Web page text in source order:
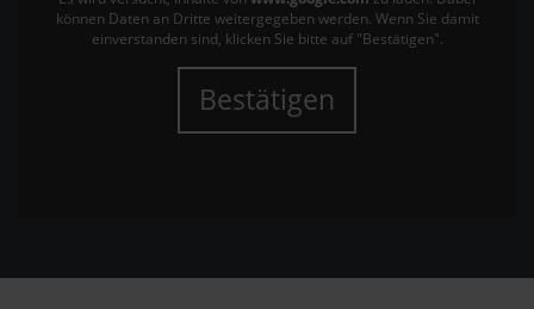
können Daten an Dritte weitergegeben werden. Wenn Sie damit
einverstanden sind, klicken Sie bitte auf "Bestätigen".
Bestätigen